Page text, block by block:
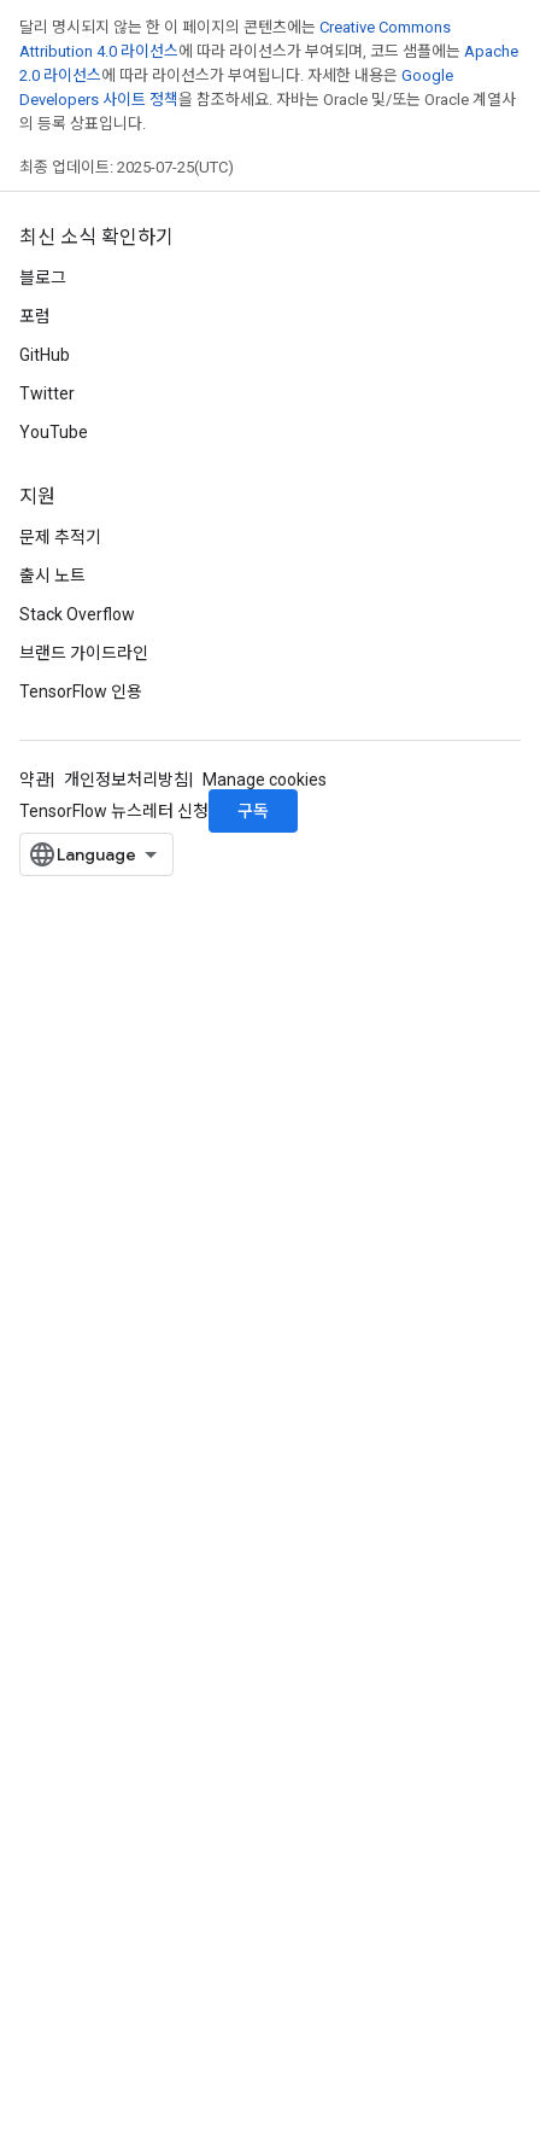
달리 명시되지 않는 한 이 페이지의 콘텐츠에는 Creative Commons
Attribution 4.0 라이선스에 따라 라이선스가 부여되며, 코드 샘플에는 Apache
2.0 라이선스에 따라 라이선스가 부여됩니다. 자세한 내용은 Google
Developers 사이트 정책을 참조하세요. 자바는 Oracle 및/또는 Oracle 계열사
의 등록 상표입니다.
최종 업데이트: 2025-07-25(UTC)
최신 소식 확인하기
블로그
포럼
GitHub
Twitter
YouTube
지원
문제 추적기
출시 노트
Stack Overflow
브랜드 가이드라인
TensorFlow 인용
약관 개인정보처리방침
Manage cookies
TensorFlow 뉴스레터 신청
구독